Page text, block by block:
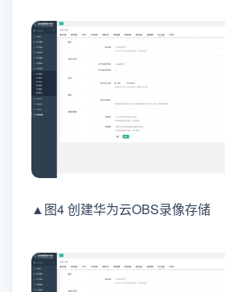
▲图4 创建华为云OBS录像存储